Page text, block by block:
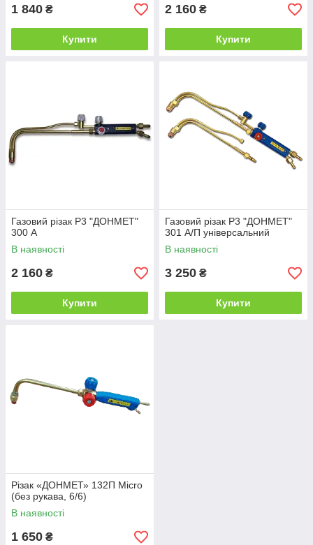
1 840 ₴
Купити
2 160 ₴
Купити
Газовий різак Р3 "ДОНМЕТ"
300 А
В наявності
2 160 ₴
Купити
Газовий різак Р3 "ДОНМЕТ"
301 А/П універсальний
В наявності
3 250 ₴
Купити
Різак «ДОНМЕТ» 132П Micro
(без рукава, 6/6)
В наявності
1 650 ₴